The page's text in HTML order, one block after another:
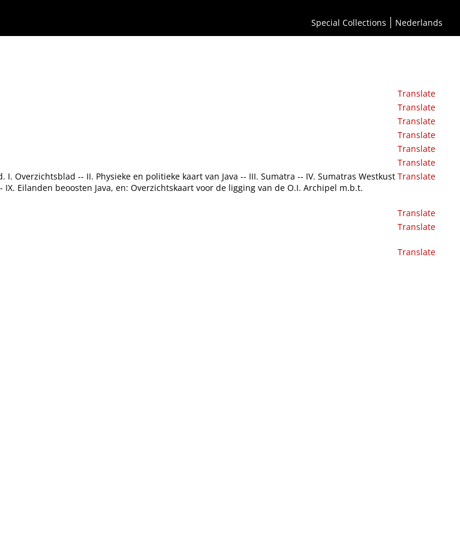
Special Collections Nederlands
Translate
Translate
Translate
Translate
Translate
Translate
Overzichtsblad -- II. Physieke en politieke kaart van Java -- III. Sumatra -- IV. Sumatras Westkust
IX. Eilanden beoosten Java, en: Overzichtskaart voor de ligging van de O.I. Archipel m.b.t.
Translate
Translate
Translate
Translate